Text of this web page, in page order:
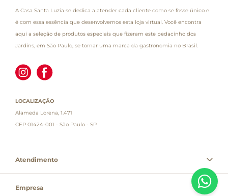
A Casa Santa Luzia se dedica a atender cada cliente como se fosse único e
é com essa essência que desenvolvemos esta loja virtual. Você encontra
aqui a seleção de produtos especiais que fizeram este pedacinho dos
Jardins, em São Paulo, se tornar uma marca da gastronomia no Brasil.
LOCALIZAÇÃO
Alameda Lorena, 1.471
CEP 01424-001 - São Paulo - SP
Atendimento
Empresa